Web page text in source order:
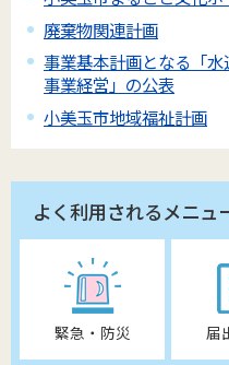
廃棄物関連計画
事業基本計画となる「
事業経営」の公表
小美玉市地域福祉計画
よく利用されるメニュ
緊急・防災 届